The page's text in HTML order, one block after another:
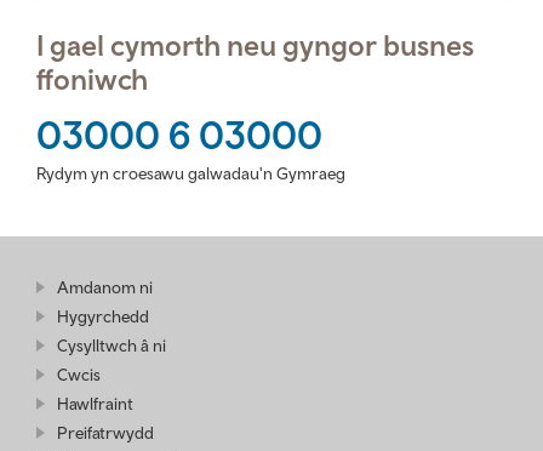
I gael cymorth neu gyngor busnes
ffoniwch
03000 6 03000
Rydym yn croesawu galwadau'n Gymraeg
Amdanom ni
Hygyrchedd
Cysylltwch â ni
Cwcis
Hawlfraint
Preifatrwydd